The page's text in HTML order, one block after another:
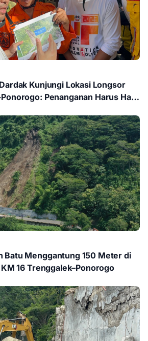
Kunjungi Lokasi Longsor
Penanganan Harus Hati-
Batu Menggantung 150 Meter di
16 Trenggalek–Ponorogo